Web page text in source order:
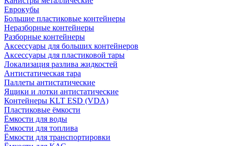
Еврокубы
Большие пластиковые контейнеры
Неразборные контейнеры
Разборные контейнеры
Аксессуары для больших контейнеров
Аксессуары для пластиковой тары
Локализация разлива жидкостей
Антистатическая тара
Паллеты антистатические
Ящики и лотки антистатические
Контейнеры KLT ESD (VDA)
Пластиковые ёмкости
Ёмкости для воды
Ёмкости для топлива
Ёмкости для транспортировки